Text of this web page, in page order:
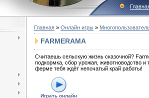
Главная » Онлайн игры »
FARMERAMA
Считаешь сельскую жизнь сказочной?
подкормка, сбор урожая, животноводство и
ферме тебя ждёт непочатый край работы!
Играть онлайн